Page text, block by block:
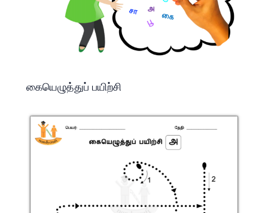
கையெழுத்துப் பயிற்சி